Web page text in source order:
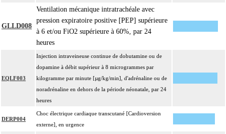
GLLD008
Ventilation mécanique intratrachéale avec
pression expiratoire positive [PEP] supérieure
à 6 et/ou FiO2 supérieure à 60%, par 24
heures
EQLF003
Injection intraveineuse continue de dobutamine ou de
dopamine à débit supérieur à 8 microgrammes par
kilogramme par minute [µg/kg/min], d'adrénaline ou de
noradrénaline en dehors de la période néonatale, par 24
heures
DERP004
Choc électrique cardiaque transcutané [Cardioversion
externe], en urgence